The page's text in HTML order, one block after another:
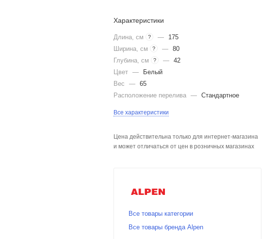
Характеристики
Длина, см ? —
175
Ширина, см
? — 80
Глубина, см
? — 42
Цвет —
Белый
Вес
— 65
Расположение перелива — Стандартное
Все характеристики
Цена действительна только для интернет-магазина
и может отличаться от цен в розничных магазинах
Все товары категории
Все товары бренда Alpen